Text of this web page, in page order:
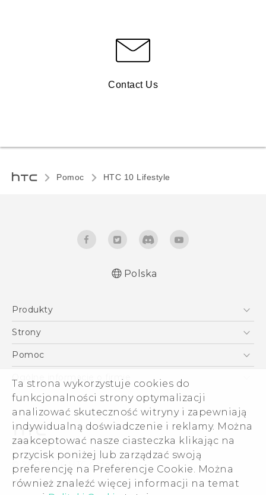
Ta strona wykorzystuje cookies do
funkcjonalności strony optymalizacji
analizować skuteczność witryny i zapewniają
indywidualną doświadczenie i reklamy. Można
zaakceptować nasze ciasteczka klikając na
przycisk poniżej lub zarządzać swoją
preferencję na Preferencje Cookie. Można
również znaleźć więcej informacji na temat
Contact Us
Pomoc HTC 10 Lifestyle‎
Polish - Wytyczne dotyczące bezpieczeństwa i
English - User manual
English - Safety and regulatory guide
Polska
Produkty
Smartfony
VIVE
Akcesoria
Strony
HTC Vive
Pomoc
Pomoc E-commerce
Ogólne informacje o firmie
ESG
Informacje o firmie
Dla inwestorów (angielski)
Cookie Preferences
Kariera
Security and Privacy Whitepaper
© 2011-2026 HTC Corporation
Warunki prawne